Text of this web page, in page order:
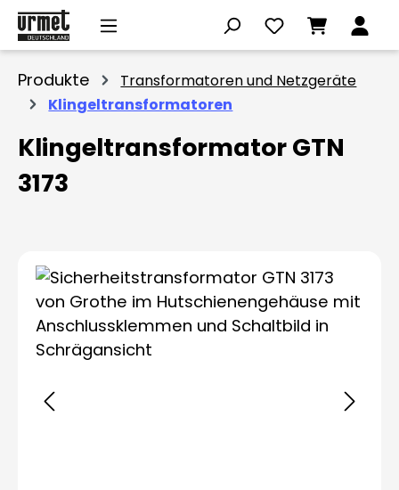
Zum Hauptinhalt springen
Produkte
Transformatoren und Netzgeräte
Klingeltransformatoren
Klingeltransformator GTN
3173
Bildergalerie überspringen